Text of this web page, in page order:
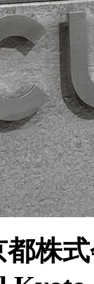
株